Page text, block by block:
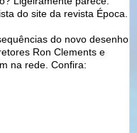
do site da revista Época.
do novo desenho
Ron Clements e
na rede. Confira: